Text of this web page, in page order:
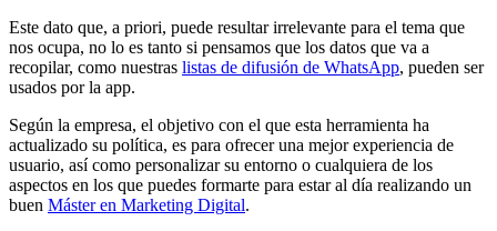
Este dato que, a priori, puede resultar irrelevante para el tema que
nos ocupa, no lo es tanto si pensamos que los datos que va a
recopilar, como nuestras listas de difusión de WhatsApp, pueden ser
usados por la app.
Según la empresa, el objetivo con el que esta herramienta ha
actualizado su política, es para ofrecer una mejor experiencia de
usuario, así como personalizar su entorno o cualquiera de los
aspectos en los que puedes formarte para estar al día realizando un
buen Máster en Marketing Digital.